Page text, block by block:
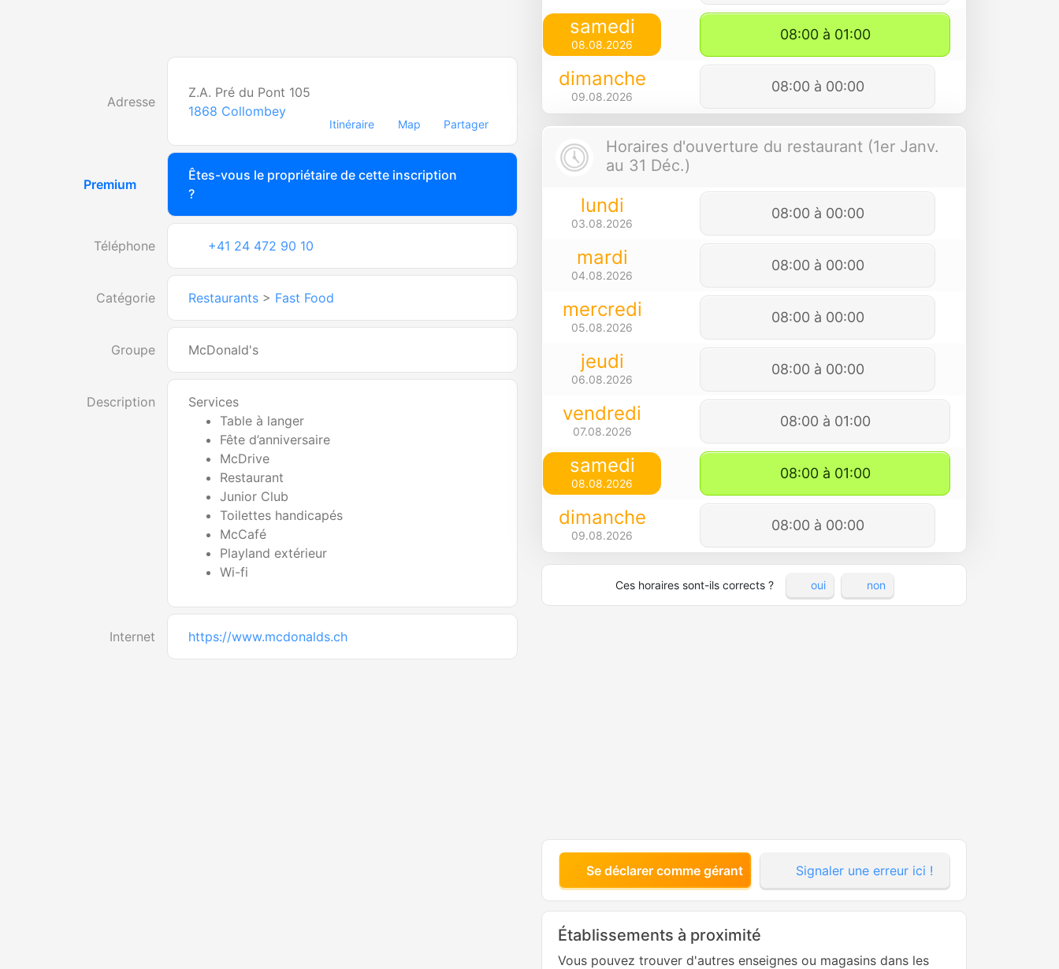
Adresse
Z.A. Pré du Pont 105
1868 Collombey
Itinéraire Map Partager
Premium
Êtes-vous le propriétaire de cette inscription
?
Téléphone +41 24 472 90 10
Catégorie Restaurants > Fast Food
Groupe McDonald's
Description
Services
Table à langer
Fête d’anniversaire
McDrive
Restaurant
Junior Club
Toilettes handicapés
McCafé
Playland extérieur
Wi-fi
Internet https://www.mcdonalds.ch
samedi
08.08.2026
08:00 à 01:00
dimanche
09.08.2026
08:00 à 00:00
Horaires d'ouverture du restaurant (1er Janv.
au 31 Déc.)
lundi
03.08.2026
08:00 à 00:00
mardi
04.08.2026
08:00 à 00:00
mercredi
05.08.2026
08:00 à 00:00
jeudi
06.08.2026
08:00 à 00:00
vendredi
07.08.2026
08:00 à 01:00
samedi
08.08.2026
08:00 à 01:00
dimanche
09.08.2026
08:00 à 00:00
Ces horaires sont-ils corrects ? oui non
Se déclarer comme gérant Signaler une erreur ici !
Établissements à proximité
Vous pouvez trouver d'autres enseignes ou magasins dans les